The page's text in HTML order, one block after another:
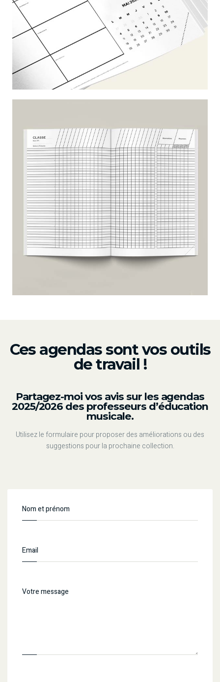
Ces agendas sont vos outils
de travail !
Partagez-moi vos avis sur les agendas
2025/2026 des professeurs d’éducation
musicale.
Utilisez le formulaire pour proposer des améliorations ou des
suggestions pour la prochaine collection.